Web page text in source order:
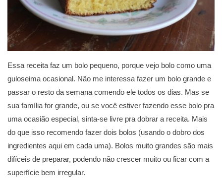
Essa receita faz um bolo pequeno, porque vejo bolo como uma
guloseima ocasional. Não me interessa fazer um bolo grande e
passar o resto da semana comendo ele todos os dias. Mas se
sua família for grande, ou se você estiver fazendo esse bolo pra
uma ocasião especial, sinta-se livre pra dobrar a receita. Mais
do que isso recomendo fazer dois bolos (usando o dobro dos
ingredientes aqui em cada uma). Bolos muito grandes são mais
difíceis de preparar, podendo não crescer muito ou ficar com a
superfície bem irregular.